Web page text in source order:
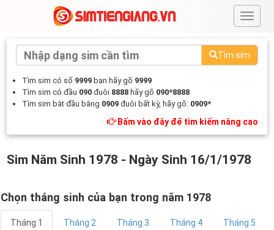
#
Tìm sim
Tìm sim có số 9999 bạn hãy gõ 9999
Tìm sim có đầu 090 đuôi 8888 hãy gõ 090*8888
Tìm sim bắt đầu bằng 0909 đuôi bất kỳ, hãy gõ: 0909*
Bấm vào đây để tìm kiếm nâng cao
Sim Năm Sinh 1978 - Ngày Sinh 16/1/1978
Chọn tháng sinh của bạn trong năm 1978
Tháng 1 Tháng 2 Tháng 3 Tháng 4 Tháng 5